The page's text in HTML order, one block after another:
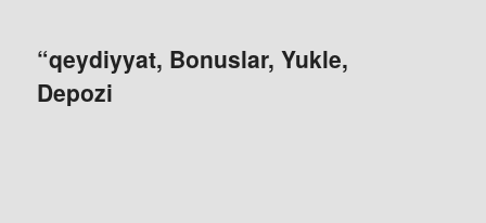
“qeydiyyat, Bonuslar, Yukle,
Depozi